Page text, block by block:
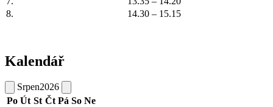
8.
14.30 – 15.15
Kalendář
Srpen2026
Po Út St Čt Pá So Ne